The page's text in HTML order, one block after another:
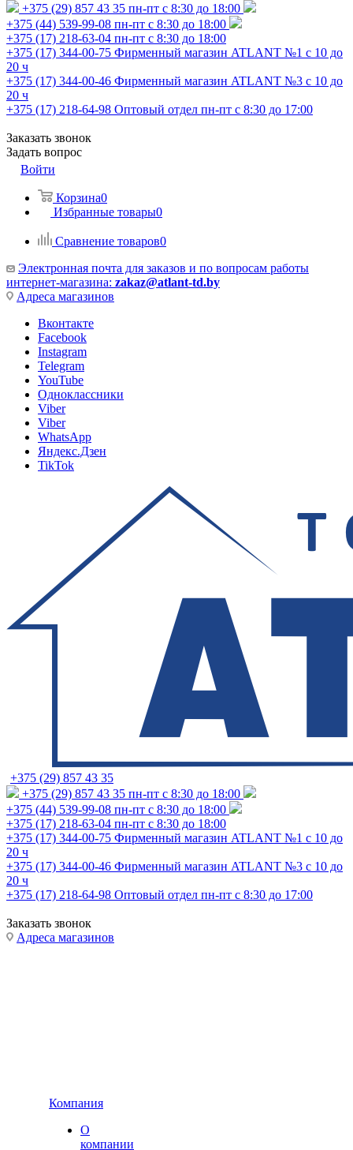
+375 (29) 857 43 35 пн-пт с 8:30 до 18:00
+375 (44) 539-99-08 пн-пт с 8:30 до 18:00
+375 (17) 218-63-04 пн-пт с 8:30 до 18:00
+375 (17) 344-00-75 Фирменный магазин ATLANT №1 с 10 до
20 ч
+375 (17) 344-00-46 Фирменный магазин ATLANT №3 с 10 до
20 ч
+375 (17) 218-64-98 Оптовый отдел пн-пт с 8:30 до 17:00
Заказать звонок
Задать вопрос
Войти
Корзина0
Избранные товары0
Сравнение товаров0
Электронная почта для заказов и по вопросам работы
интернет-магазина: zakaz@atlant-td.by
Адреса магазинов
Вконтакте
Facebook
Instagram
Telegram
YouTube
Одноклассники
Viber
Viber
WhatsApp
Яндекс.Дзен
TikTok
+375 (29) 857 43 35
+375 (29) 857 43 35 пн-пт с 8:30 до 18:00
+375 (44) 539-99-08 пн-пт с 8:30 до 18:00
+375 (17) 218-63-04 пн-пт с 8:30 до 18:00
+375 (17) 344-00-75 Фирменный магазин ATLANT №1 с 10 до
20 ч
+375 (17) 344-00-46 Фирменный магазин ATLANT №3 с 10 до
20 ч
+375 (17) 218-64-98 Оптовый отдел пн-пт с 8:30 до 17:00
Заказать звонок
Адреса магазинов
Компания
О
компании